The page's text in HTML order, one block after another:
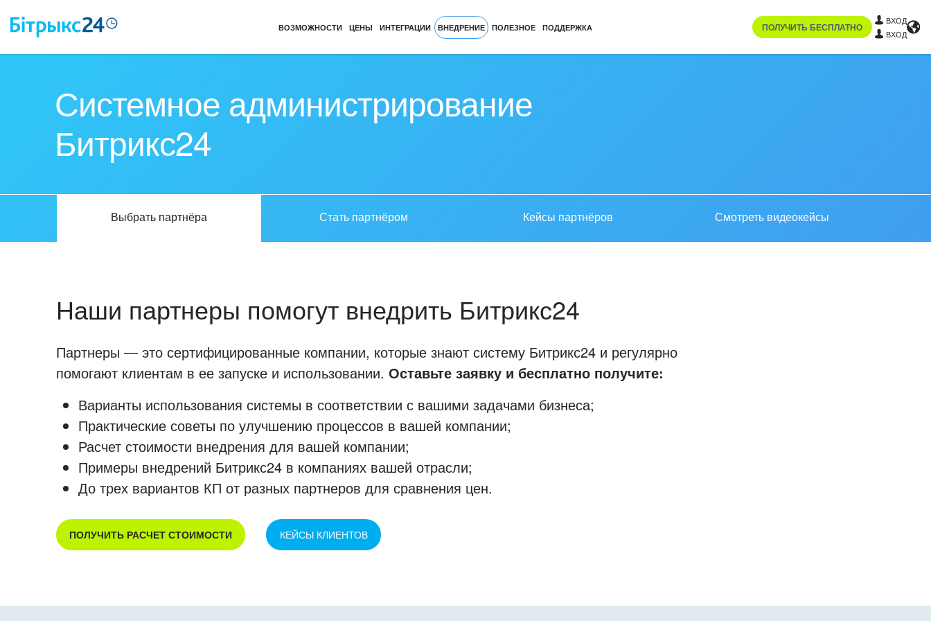
ВОЗМОЖНОСТИ ЦЕНЫ ИНТЕГРАЦИИ ВНЕДРЕНИЕ ПОЛЕЗНОЕ ПОДДЕРЖКА ПОЛУЧИТЬ БЕСПЛАТНО
ВХОД
ВХОД
Системное администрирование
Битрикс24
Выбрать партнёра Стать партнёром Кейсы партнёров Смотреть видеокейсы
Наши партнеры помогут внедрить Битрикс24
Партнеры — это сертифицированные компании, которые знают систему Битрикс24 и регулярно
помогают клиентам в ее запуске и использовании. Оставьте заявку и бесплатно получите:
Варианты использования системы в соответствии с вашими задачами бизнеса;
Практические советы по улучшению процессов в вашей компании;
Расчет стоимости внедрения для вашей компании;
Примеры внедрений Битрикс24 в компаниях вашей отрасли;
До трех вариантов КП от разных партнеров для сравнения цен.
ПОЛУЧИТЬ РАСЧЕТ СТОИМОСТИ КЕЙСЫ КЛИЕНТОВ